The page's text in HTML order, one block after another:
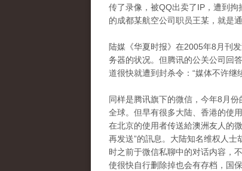
传了录像，被QQ出卖了IP，遭到
的成都某航空公司职员王某，就是
陆媒《华夏时报》在2005年8月刊
务器的状况。但腾讯的公关公司回
道很快就遭到封杀令：“媒体不许继
同样是腾讯旗下的微信，今年8月
全球。但早有很多大陆、香港的使
在北京的使用者传送給澳洲友人的
再发送”的訊息。大陆知名维权人
时之前于微信私聊中的对话内容，
使很快自行删除掉也会有存档，国